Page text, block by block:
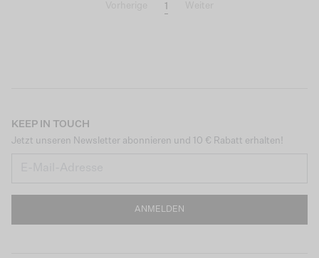
1
KEEP IN TOUCH
Jetzt unseren Newsletter abonnieren und 10 € Rabatt erhalten!
ANMELDEN